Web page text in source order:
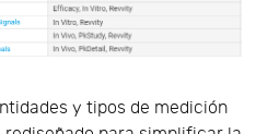
y tipos de medición